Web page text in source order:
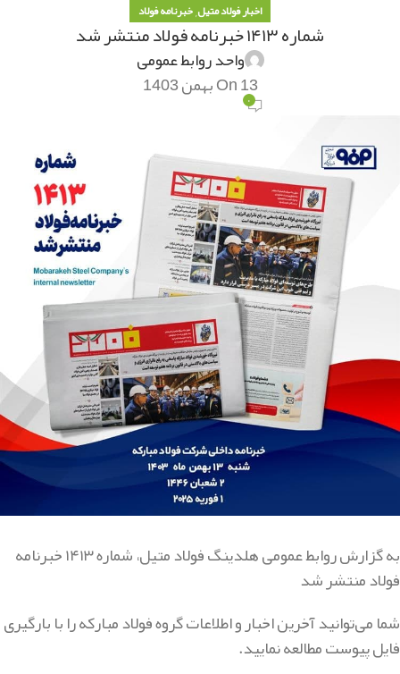
اخبار فولاد متیل,خبرنامه فولاد
شماره ۱۴۱۳ خبرنامه فولاد منتشر شد
واحد روابط عمومی
On 13 بهمن 1403
۰
به گزارش روابط عمومی هلدینگ فولاد متیل، شماره ۱۴۱۳ خبرنامه
فولاد منتشر شد
شما می‌توانید آخرین اخبار و اطلاعات گروه فولاد مبارکه را با بارگیری
فایل پیوست مطالعه نمایید.